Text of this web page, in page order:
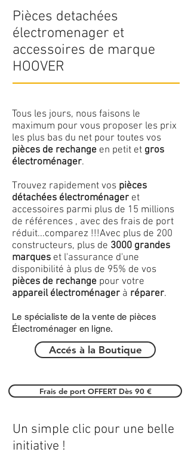
Pièces detachées
électromenager et
accessoires de marque
HOOVER
Tous les jours, nous faisons le
maximum pour vous proposer les prix
les plus bas du net pour toutes vos
pièces de rechange en petit et gros
électroménager.
Trouvez rapidement vos pièces
détachées électroménager et
accessoires parmi plus de 15 millions
de références , avec des frais de port
réduit...comparez !!!Avec plus de 200
constructeurs, plus de 3000 grandes
marques et l'assurance d'une
disponibilité à plus de 95% de vos
pièces de rechange pour votre
appareil électroménager à réparer.
Le spécialiste de la vente de pièces
Électroménager en ligne.
Accés à la Boutique
Frais de port OFFERT Dès 90 €
Un simple clic pour une belle
initiative !